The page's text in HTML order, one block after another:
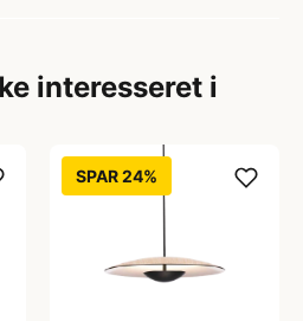
interesseret i
SPAR 24%